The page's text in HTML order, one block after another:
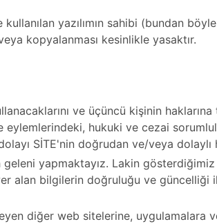
yazılımın sahibi (bundan
kopyalanması kesinlikle yasaktır.
ve üçüncü kişinin
eylemlerindeki, hukuki ve cezai
SİTE'nin doğrudan ve/veya
yapmaktayız. Lakin
alan bilgilerin doğruluğu ve güncelliği
diğer web sitelerine,